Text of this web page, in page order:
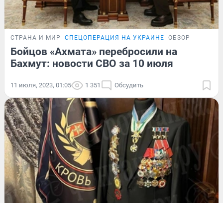
СТРАНА И МИР СПЕЦОПЕРАЦИЯ НА УКРАИНЕ ОБЗОР
Бойцов «Ахмата» перебросили на
Бахмут: новости СВО за 10 июля
11 июля, 2023, 01:05 1 351 Обсудить